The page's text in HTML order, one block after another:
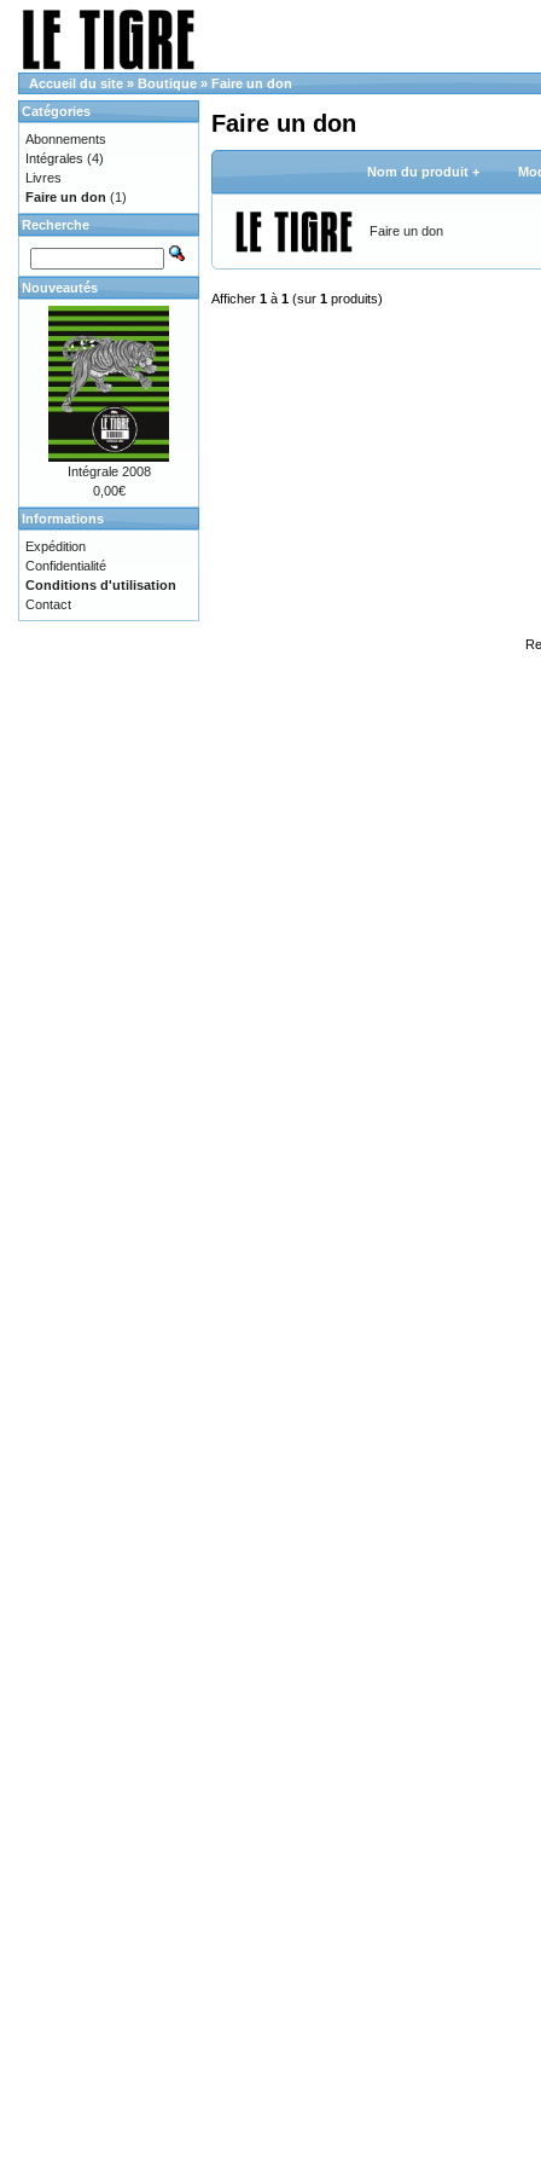
Accueil du site » Boutique » Faire un don
Faire un don
Nom du produit +
Faire un don
Afficher 1 à 1 (sur 1 produits)
Catégories
Abonnements
Intégrales (4)
Livres
Faire un don (1)
Recherche
Nouveautés
Intégrale 2008
0,00€
Informations
Expédition
Confidentialité
Conditions d'utilisation
Contact